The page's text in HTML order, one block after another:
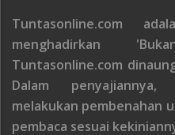
Tuntasonline.com
menghadirkan
Tuntasonline.com
Dalam
melakukan pembenahan
pembaca sesuai